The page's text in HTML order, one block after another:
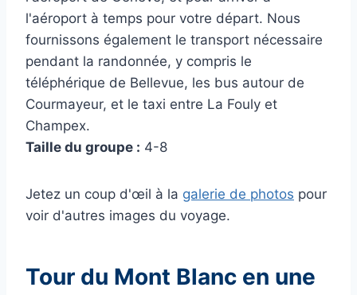
l'aéroport à temps pour votre départ. Nous
fournissons également le transport nécessaire
pendant la randonnée, y compris le
téléphérique de Bellevue, les bus autour de
Courmayeur, et le taxi entre La Fouly et
Champex.
Taille du groupe : 4-8
Jetez un coup d'œil à la galerie de photos pour
voir d'autres images du voyage.
Tour du Mont Blanc en une